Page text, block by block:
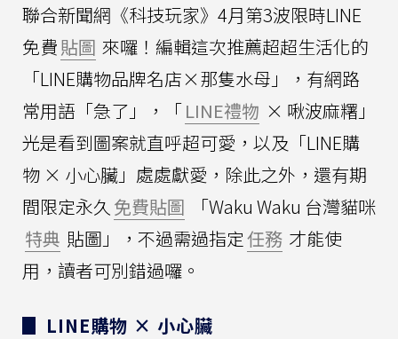
聯合新聞網《科技玩家》4月第3波限時LINE
免費貼圖 來囉！編輯這次推薦超超生活化的
「LINE購物品牌名店×那隻水母」，有網路
常用語「急了」，「LINE禮物 × 啾波麻糬」
光是看到圖案就直呼超可愛，以及「LINE購
物 × 小心臟」處處獻愛，除此之外，還有期
間限定永久 免費貼圖
「Waku Waku 台灣貓咪
特典 貼圖」，不過需過指定任務 才能使
用，讀者可別錯過囉。
▊ LINE購物 × 小心臟